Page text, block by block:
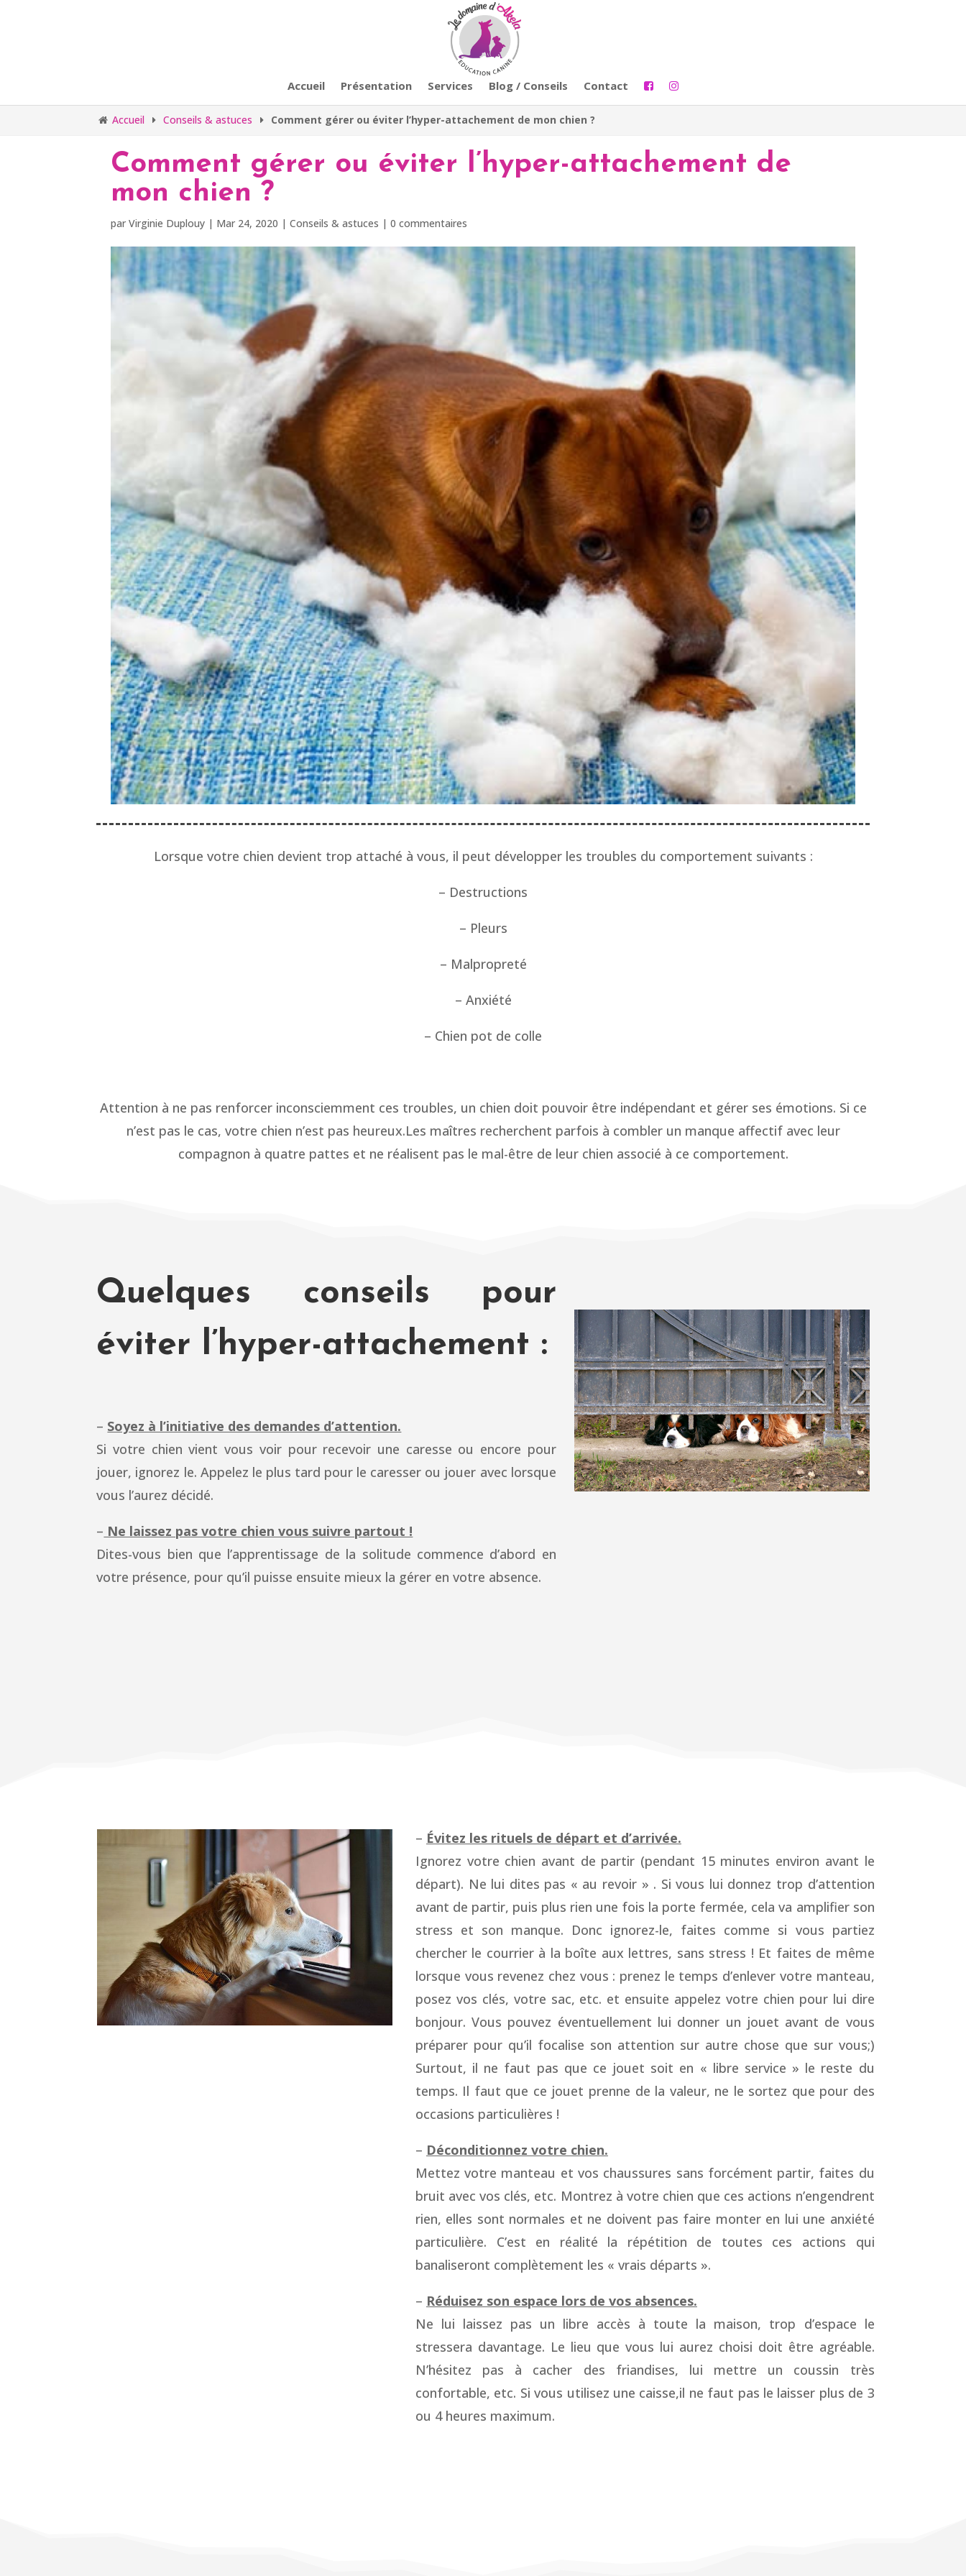
Accueil Présentation Services Blog / Conseils Contact
Accueil Conseils & astuces Comment gérer ou éviter l’hyper-attachement de mon chien ?
Comment gérer ou éviter l’hyper-attachement de
mon chien ?
parVirginie Duplouy | Mar 24, 2020 |Conseils & astuces |0 commentaires
Lorsque votre chien devient trop attaché à vous, il peut développer les troubles du comportement suivants :
– Destructions
– Pleurs
– Malpropreté
– Anxiété
– Chien pot de colle
Attention à ne pas renforcer inconsciemment ces troubles, un chien doit pouvoir être indépendant et gérer ses émotions. Si ce
n’est pas le cas, votre chien n’est pas heureux.Les maîtres recherchent parfois à combler un manque affectif avec leur
compagnon à quatre pattes et ne réalisent pas le mal-être de leur chien associé à ce comportement.
Quelques conseils pour
éviter l’hyper-attachement :
– Soyez à l’initiative des demandes d’attention.
Si votre chien vient vous voir pour recevoir une caresse ou encore pour
jouer, ignorez le. Appelez le plus tard pour le caresser ou jouer avec lorsque
vous l’aurez décidé.
– Ne laissez pas votre chien vous suivre partout !
Dites-vous bien que l’apprentissage de la solitude commence d’abord en
votre présence, pour qu’il puisse ensuite mieux la gérer en votre absence.
– Évitez les rituels de départ et d’arrivée.
Ignorez votre chien avant de partir (pendant 15 minutes environ avant le
départ). Ne lui dites pas « au revoir » . Si vous lui donnez trop d’attention
avant de partir, puis plus rien une fois la porte fermée, cela va amplifier son
stress et son manque. Donc ignorez-le, faites comme si vous partiez
chercher le courrier à la boîte aux lettres, sans stress ! Et faites de même
lorsque vous revenez chez vous : prenez le temps d’enlever votre manteau,
posez vos clés, votre sac, etc. et ensuite appelez votre chien pour lui dire
bonjour. Vous pouvez éventuellement lui donner un jouet avant de vous
préparer pour qu’il focalise son attention sur autre chose que sur vous;)
Surtout, il ne faut pas que ce jouet soit en « libre service » le reste du
temps. Il faut que ce jouet prenne de la valeur, ne le sortez que pour des
occasions particulières !
– Déconditionnez votre chien.
Mettez votre manteau et vos chaussures sans forcément partir, faites du
bruit avec vos clés, etc. Montrez à votre chien que ces actions n’engendrent
rien, elles sont normales et ne doivent pas faire monter en lui une anxiété
particulière. C’est en réalité la répétition de toutes ces actions qui
banaliseront complètement les « vrais départs ».
– Réduisez son espace lors de vos absences.
Ne lui laissez pas un libre accès à toute la maison, trop d’espace le
stressera davantage. Le lieu que vous lui aurez choisi doit être agréable.
N’hésitez pas à cacher des friandises, lui mettre un coussin très
confortable, etc. Si vous utilisez une caisse,il ne faut pas le laisser plus de 3
ou 4 heures maximum.